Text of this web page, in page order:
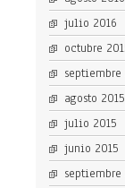
julio 2016
octubre
septiembre
agosto 2015
julio 2015
junio 2015
septiembre